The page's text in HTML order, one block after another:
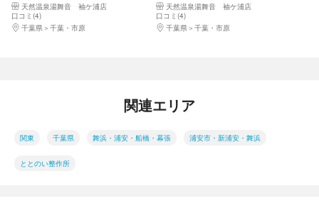
天然温泉湯舞音 袖ケ浦店
口コミ(4)
千葉県
千葉・市原
天然温泉湯舞音 袖ケ浦店
口コミ(4)
千葉県
千葉・市原
関連エリア
関東 千葉県 舞浜・浦安・船橋・幕張 浦安市・新浦安・舞浜
ととのい整作所